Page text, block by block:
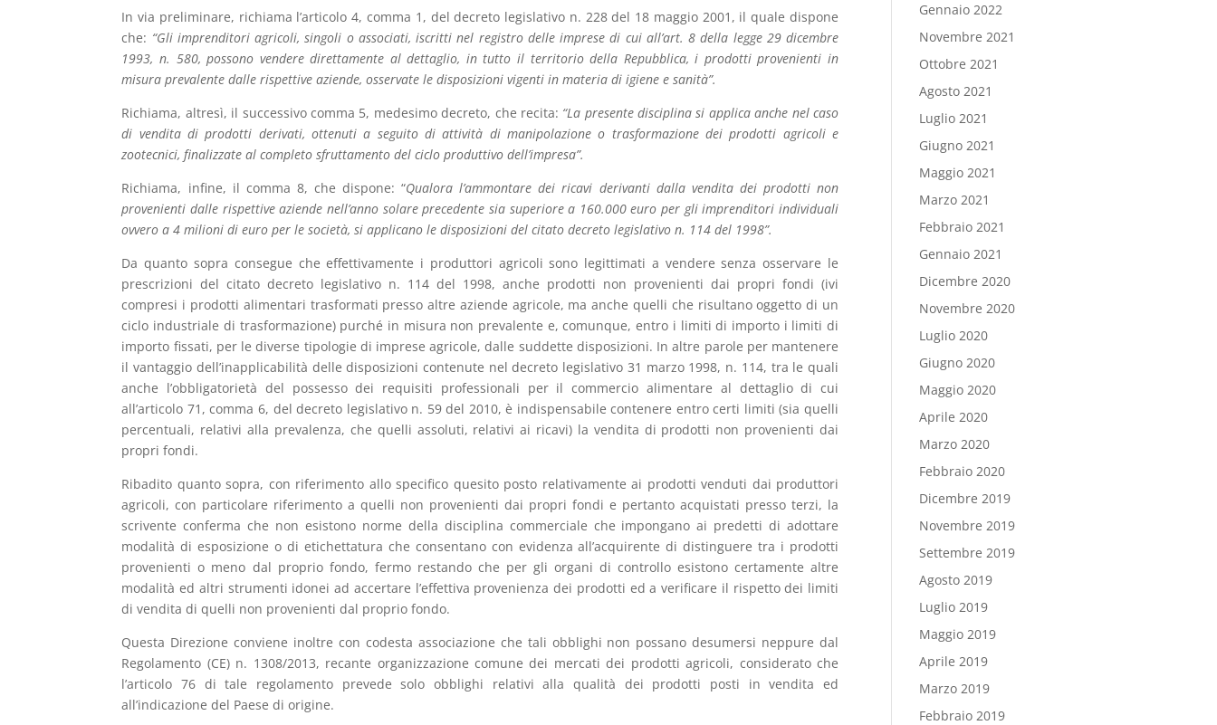
In via preliminare, richiama l’articolo 4, comma 1, del decreto legislativo n. 228 del 18 maggio 2001, il quale dispone
che: “Gli imprenditori agricoli, singoli o associati, iscritti nel registro delle imprese di cui all’art. 8 della legge 29 dicembre
1993, n. 580, possono vendere direttamente al dettaglio, in tutto il territorio della Repubblica, i prodotti provenienti in
misura prevalente dalle rispettive aziende, osservate le disposizioni vigenti in materia di igiene e sanità”.
Richiama, altresì, il successivo comma 5, medesimo decreto, che recita: “La presente disciplina si applica anche nel caso
di vendita di prodotti derivati, ottenuti a seguito di attività di manipolazione o trasformazione dei prodotti agricoli e
zootecnici, finalizzate al completo sfruttamento del ciclo produttivo dell’impresa”.
Richiama, infine, il comma 8, che dispone: “Qualora l’ammontare dei ricavi derivanti dalla vendita dei prodotti non
provenienti dalle rispettive aziende nell’anno solare precedente sia superiore a 160.000 euro per gli imprenditori individuali
ovvero a 4 milioni di euro per le società, si applicano le disposizioni del citato decreto legislativo n. 114 del 1998”.
Da quanto sopra consegue che effettivamente i produttori agricoli sono legittimati a vendere senza osservare le
prescrizioni del citato decreto legislativo n. 114 del 1998, anche prodotti non provenienti dai propri fondi (ivi
compresi i prodotti alimentari trasformati presso altre aziende agricole, ma anche quelli che risultano oggetto di un
ciclo industriale di trasformazione) purché in misura non prevalente e, comunque, entro i limiti di importo i limiti di
importo fissati, per le diverse tipologie di imprese agricole, dalle suddette disposizioni. In altre parole per mantenere
il vantaggio dell’inapplicabilità delle disposizioni contenute nel decreto legislativo 31 marzo 1998, n. 114, tra le quali
anche l’obbligatorietà del possesso dei requisiti professionali per il commercio alimentare al dettaglio di cui
all’articolo 71, comma 6, del decreto legislativo n. 59 del 2010, è indispensabile contenere entro certi limiti (sia quelli
percentuali, relativi alla prevalenza, che quelli assoluti, relativi ai ricavi) la vendita di prodotti non provenienti dai
propri fondi.
Ribadito quanto sopra, con riferimento allo specifico quesito posto relativamente ai prodotti venduti dai produttori
agricoli, con particolare riferimento a quelli non provenienti dai propri fondi e pertanto acquistati presso terzi, la
scrivente conferma che non esistono norme della disciplina commerciale che impongano ai predetti di adottare
modalità di esposizione o di etichettatura che consentano con evidenza all’acquirente di distinguere tra i prodotti
provenienti o meno dal proprio fondo, fermo restando che per gli organi di controllo esistono certamente altre
modalità ed altri strumenti idonei ad accertare l’effettiva provenienza dei prodotti ed a verificare il rispetto dei limiti
di vendita di quelli non provenienti dal proprio fondo.
Questa Direzione conviene inoltre con codesta associazione che tali obblighi non possano desumersi neppure dal
Regolamento (CE) n. 1308/2013, recante organizzazione comune dei mercati dei prodotti agricoli, considerato che
l’articolo 76 di tale regolamento prevede solo obblighi relativi alla qualità dei prodotti posti in vendita ed
all’indicazione del Paese di origine.
Gennaio 2022
Novembre 2021
Ottobre 2021
Agosto 2021
Luglio 2021
Giugno 2021
Maggio 2021
Marzo 2021
Febbraio 2021
Gennaio 2021
Dicembre 2020
Novembre 2020
Luglio 2020
Giugno 2020
Maggio 2020
Aprile 2020
Marzo 2020
Febbraio 2020
Dicembre 2019
Novembre 2019
Settembre 2019
Agosto 2019
Luglio 2019
Maggio 2019
Aprile 2019
Marzo 2019
Febbraio 2019